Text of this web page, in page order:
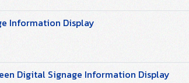
Information Display
Digital Signage Information Display